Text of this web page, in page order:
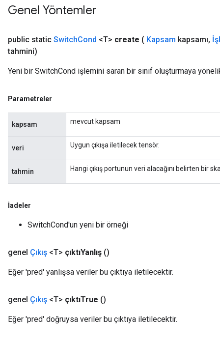
Genel Yöntemler
public static SwitchCond <T> create ( Kapsam kapsamı,
tahmini)
Yeni bir SwitchCond işlemini saran bir sınıf oluşturmaya
Parametreler
kapsam mevcut kapsam
veri Uygun çıkışa iletilecek tensör.
tahmin Hangi çıkış portunun veri alacağını belirten bir
İadeler
SwitchCond'un yeni bir örneği
genel Çıkış <T> çıktıYanlış ()
Eğer 'pred' yanlışsa veriler bu çıktıya iletilecektir.
genel Çıkış <T> çıktıTrue ()
Eğer 'pred' doğruysa veriler bu çıktıya iletilecektir.